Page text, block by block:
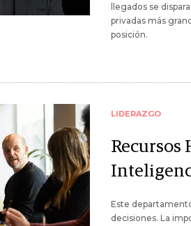
llegados se
privadas más
posición.
LIDERAZGO
Recursos
Este
decisiones. La